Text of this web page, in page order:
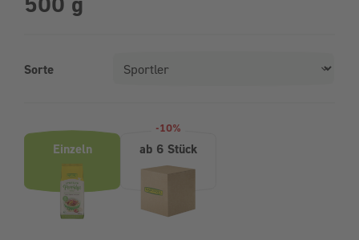
Sorte
Einzeln
-10%
ab 6 Stück